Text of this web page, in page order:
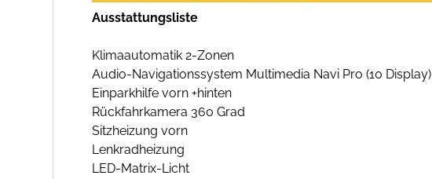
Ausstattungsliste
Klimaautomatik 2-Zonen
Audio-Navigationssystem Multimedia Navi Pro (10 Display)
Einparkhilfe vorn +hinten
Rückfahrkamera 360 Grad
Sitzheizung vorn
Lenkradheizung
LED-Matrix-Licht